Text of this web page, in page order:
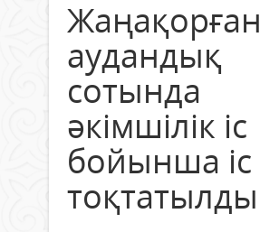
Жаңақорған
аудандық
сотында
әкімшілік іс
бойынша іс
тоқтатылды